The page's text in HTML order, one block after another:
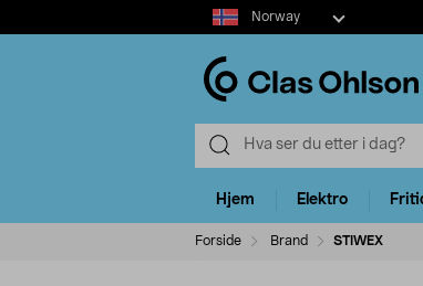
Select
market
Norway
Hjem Elektro
Forside Brand STIWEX